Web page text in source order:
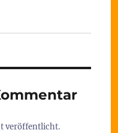
veröffentlicht.